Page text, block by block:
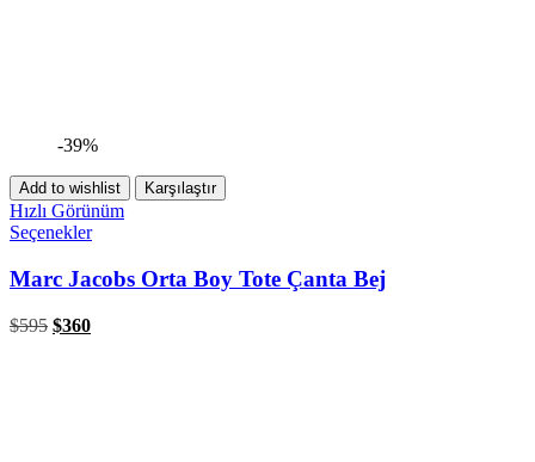
-39%
Add to wishlist Karşılaştır
Hızlı Görünüm
Seçenekler
Marc Jacobs Orta Boy Tote Çanta Bej
$595 $360